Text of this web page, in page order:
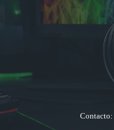
Contacto: